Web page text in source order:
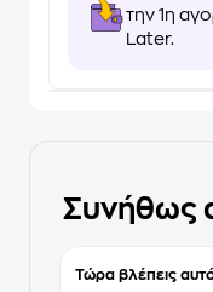
την 1η
Later.
Συνήθως
Τώρα βλέπεις